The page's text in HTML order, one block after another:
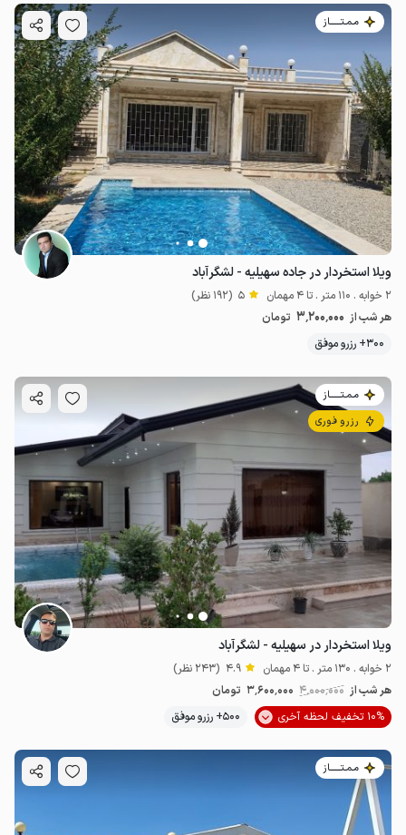
مـمـتــــــاز
ویلا استخردار در جاده سهیلیه - لشگرآباد
2 خوابه . 110 متر . تا 4 مهمان 5 (192 نظر)
هر شب از 3٬200٬000 تومان
300+ رزرو موفق
مـمـتــــــاز
رزرو فوری
ویلا استخردار در سهیلیه - لشگرآباد
2 خوابه . 130 متر . تا 4 مهمان 4.9 (243 نظر)
هر شب از 4٬000٬000 3٬600٬000 تومان
10% تخفیف لحظه آخری
500+ رزرو موفق
مـمـتــــــاز